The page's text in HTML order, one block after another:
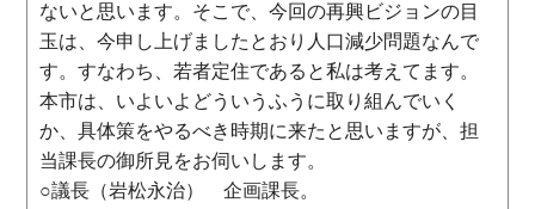
ないと思います。そこで、今回の再興ビジョンの目
玉は、今申し上げましたとおり人口減少問題なんで
す。すなわち、若者定住であると私は考えてます。
本市は、いよいよどういうふうに取り組んでいく
か、具体策をやるべき時期に来たと思いますが、担
当課長の御所見をお伺いします。
○議長（岩松永治） 企画課長。